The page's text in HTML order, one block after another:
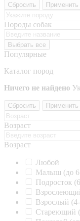
Сбросить Применить
Породы собак
Выбрать все
Популярные
Каталог пород
Ничего не найдено
Сбросить Применить
Возраст
Возраст
Любой
Малыш (до 6
Подросток
Взрослый
Стареющий